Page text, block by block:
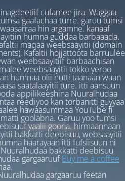
cufamee jira. Waggaa
gaafachaa turre. garuu tumsi
hin argamne. kanaaf
humna guddaa barbaaada.
maqaa weebsaayitii (domain
Kafaltii hojjattoota barruulee
weebsaayitiif barbaachisan
weebsaayitii tokko yeroo
humnaa olii nutti taanaan waan
saatalaayitii ture. itti aansuun
appilikeeshina Nuuralhudaa
reediyoo kan torbanitti guyyaa
hawaasummaa YouTube fi
goolabna. Garuu yoo tumsi
yaalii goona. hirmaannaan
bakkatti deebisuu, websaayitii
haarayaan itti fufsiisuun ni
bakkatti deebisuu
gargaaruufBuy me a coffee
gargaaruu feetan